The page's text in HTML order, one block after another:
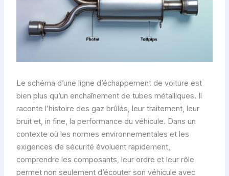
Le schéma d’une ligne d’échappement de voiture est
bien plus qu’un enchaînement de tubes métalliques. Il
raconte l’histoire des gaz brûlés, leur traitement, leur
bruit et, in fine, la performance du véhicule. Dans un
contexte où les normes environnementales et les
exigences de sécurité évoluent rapidement,
comprendre les composants, leur ordre et leur rôle
permet non seulement d’écouter son véhicule avec